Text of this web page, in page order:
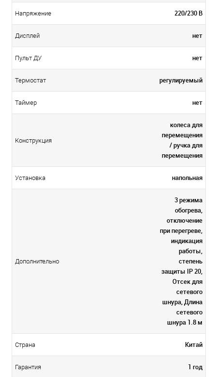
Напряжение 220/230 В
Дисплей нет
Пульт ДУ нет
Термостат регулируемый
Таймер нет
Конструкция
колеса для
перемещения
/ ручка для
перемещения
Установка напольная
Дополнительно
3 режима
обогрева,
отключение
при перегреве,
индикация
работы,
степень
защиты IP 20,
Отсек для
сетевого
шнура, Длина
сетевого
шнура 1.8 м
Страна Китай
Гарантия 1 год